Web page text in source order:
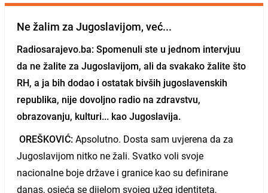
Ne žalim za Jugoslavijom, već...
Radiosarajevo.ba: Spomenuli ste u jednom intervjuu
da ne žalite za Jugoslavijom, ali da svakako žalite što
RH, a ja bih dodao i ostatak bivših jugoslavenskih
republika, nije dovoljno radio na zdravstvu,
obrazovanju, kulturi... kao Jugoslavija.
OREŠKOVIĆ:Apsolutno. Dosta sam uvjerena da za
Jugoslavijom nitko ne žali. Svatko voli svoje
nacionalne boje države i granice kao su definirane
danas, osjeća se dijelom svojeg užeg identiteta,